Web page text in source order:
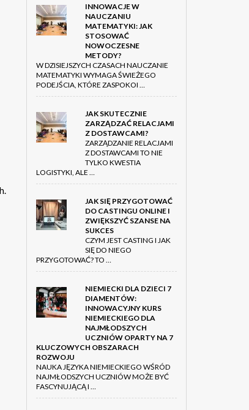
INNOWACJE W
NAUCZANIU
MATEMATYKI: JAK
STOSOWAĆ
NOWOCZESNE
METODY?
W DZISIEJSZYCH CZASACH NAUCZANIE
MATEMATYKI WYMAGA ŚWIEŻEGO
PODEJŚCIA, KTÓRE ZASPOKOI …
JAK SKUTECZNIE
ZARZĄDZAĆ RELACJAMI
Z DOSTAWCAMI?
ZARZĄDZANIE RELACJAMI
Z DOSTAWCAMI TO NIE
TYLKO KWESTIA
LOGISTYKI, ALE …
JAK SIĘ PRZYGOTOWAĆ
DO CASTINGU ONLINE I
ZWIĘKSZYĆ SZANSE NA
SUKCES
CZYM JEST CASTING I JAK
SIĘ DO NIEGO
PRZYGOTOWAĆ? TO …
NIEMIECKI DLA DZIECI 7
DIAMENTÓW:
INNOWACYJNY KURS
NIEMIECKIEGO DLA
NAJMŁODSZYCH
UCZNIÓW OPARTY NA 7
KLUCZOWYCH OBSZARACH
ROZWOJU
NAUKA JĘZYKA NIEMIECKIEGO WŚRÓD
NAJMŁODSZYCH UCZNIÓW MOŻE BYĆ
FASCYNUJĄCĄ I …